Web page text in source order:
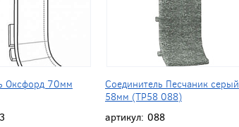
Оксфорд 70мм
Соединитель Песчаник серый
58мм (ТР58 088)
артикул: 088